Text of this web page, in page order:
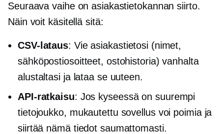
Seuraava vaihe on asiakastietokannan siirto.
Näin voit käsitellä sitä:
CSV-lataus: Vie asiakastietosi (nimet,
sähköpostiosoitteet, ostohistoria) vanhalta
alustaltasi ja lataa se uuteen.
API-ratkaisu: Jos kyseessä on suurempi
tietojoukko, mukautettu sovellus voi poimia ja
siirtää nämä tiedot saumattomasti.